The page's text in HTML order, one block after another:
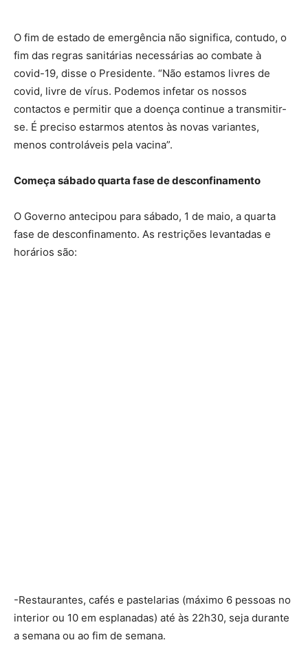
O fim de estado de emergência não significa, contudo, o
fim das regras sanitárias necessárias ao combate à
covid-19, disse o Presidente. “Não estamos livres de
covid, livre de vírus. Podemos infetar os nossos
contactos e permitir que a doença continue a transmitir-
se. É preciso estarmos atentos às novas variantes,
menos controláveis pela vacina”.
Começa sábado quarta fase de desconfinamento
O Governo antecipou para sábado, 1 de maio, a quarta
fase de desconfinamento. As restrições levantadas e
horários são:
-Restaurantes, cafés e pastelarias (máximo 6 pessoas no
interior ou 10 em esplanadas) até às 22h30, seja durante
a semana ou ao fim de semana.